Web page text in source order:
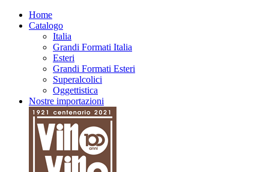
Home
Catalogo
Italia
Grandi Formati Italia
Esteri
Grandi Formati Esteri
Superalcolici
Oggettistica
Nostre importazioni